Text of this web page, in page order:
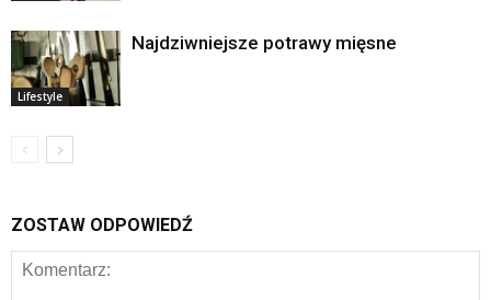
Lifestyle
Najdziwniejsze potrawy mięsne
ZOSTAW ODPOWIEDŹ